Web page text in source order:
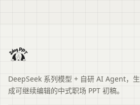
DeepSeek 系列模型 + 自研 AI Agent，生
成可继续编辑的中式职场 PPT 初稿。